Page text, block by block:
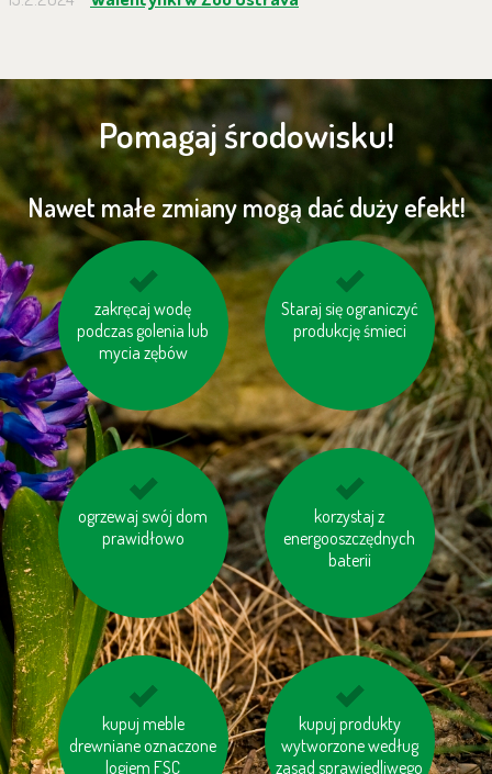
Pomagaj środowisku!
Nawet małe zmiany mogą dać duży efekt!
zakręcaj wodę
podczas golenia lub
mycia zębów
korzystaj z
samochodu w kilka
osób, jeśli macie
Staraj się ograniczyć
produkcję śmieci
pomyśl o „ukrytej
wodzie“ w produktac
ogrzewaj swój dom
prawidłowo
kompostuj odpady
organiczne
korzystaj z
energooszczędnych
baterii
wybieraj schody
zamiast windy
kupuj meble
drewniane oznaczone
logiem FSC
jeździj na rowerze
kupuj produkty
wytworzone według
zasad sprawiedliwego
rozważ, czy
naprawdę
potrzebujesz nowego